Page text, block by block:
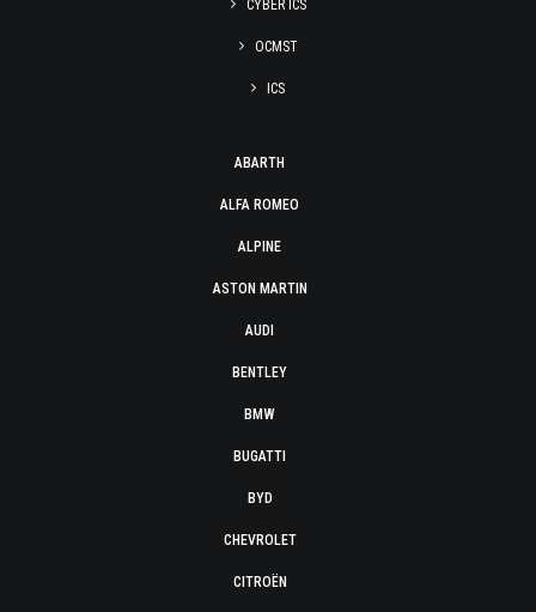
CYBER ICS
OCMST
ICS
ABARTH
ALFA ROMEO
ALPINE
ASTON MARTIN
AUDI
BENTLEY
BMW
BUGATTI
BYD
CHEVROLET
CITROËN